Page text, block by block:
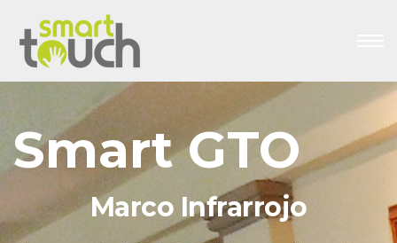
Smart GTO
Marco Infrarrojo
Monitores Táctiles